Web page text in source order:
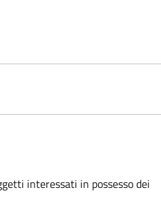
interessati in possesso dei